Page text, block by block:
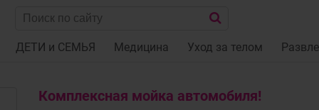
ДЕТИ и СЕМЬЯ Медицина Уход за телом
Комплексная мойка автомобиля!